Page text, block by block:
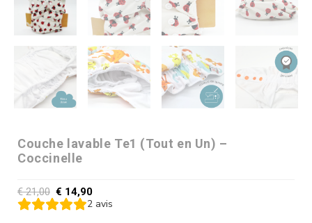
Couche lavable Te1 (Tout en Un) –
Coccinelle
€21,00 € 14,90
2 avis